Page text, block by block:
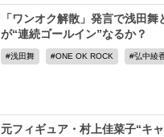
「ワンオク解散」発言で浅田
が“連続ゴールイン”なるか？
浅田舞 ONE OK ROCK 弘中綾
元フィギュア・村上佳菜子“キ